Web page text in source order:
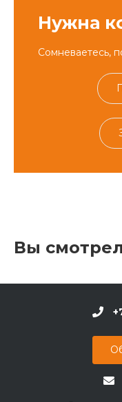
Нужна
Сомневаетесь,
Вы